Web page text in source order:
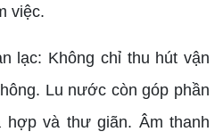
việc.
Không chỉ thu hút vận
Lu nước còn góp phần
hợp và thư giãn. Âm thanh